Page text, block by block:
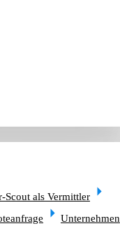
Scout als Vermittler
Unternehmen